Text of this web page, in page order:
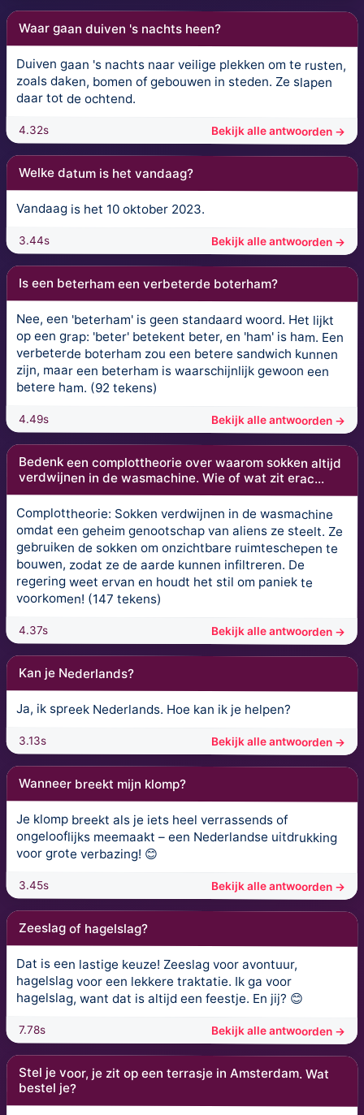
Waar gaan duiven 's nachts heen?
Duiven gaan 's nachts naar veilige plekken om te rusten,
zoals daken, bomen of gebouwen in steden. Ze slapen
daar tot de ochtend.
4.32s Bekijk alle antwoorden →
Welke datum is het vandaag?
Vandaag is het 10 oktober 2023.
3.44s Bekijk alle antwoorden →
Is een beterham een verbeterde boterham?
Nee, een 'beterham' is geen standaard woord. Het lijkt
op een grap: 'beter' betekent beter, en 'ham' is ham. Een
verbeterde boterham zou een betere sandwich kunnen
zijn, maar een beterham is waarschijnlijk gewoon een
betere ham. (92 tekens)
4.49s Bekijk alle antwoorden →
Bedenk een complottheorie over waarom sokken altijd
verdwijnen in de wasmachine. Wie of wat zit erac...
Complottheorie: Sokken verdwijnen in de wasmachine
omdat een geheim genootschap van aliens ze steelt. Ze
gebruiken de sokken om onzichtbare ruimteschepen te
bouwen, zodat ze de aarde kunnen infiltreren. De
regering weet ervan en houdt het stil om paniek te
voorkomen! (147 tekens)
4.37s Bekijk alle antwoorden →
Kan je Nederlands?
Ja, ik spreek Nederlands. Hoe kan ik je helpen?
3.13s Bekijk alle antwoorden →
Wanneer breekt mijn klomp?
Je klomp breekt als je iets heel verrassends of
ongelooflijks meemaakt – een Nederlandse uitdrukking
voor grote verbazing! 😊
3.45s Bekijk alle antwoorden →
Zeeslag of hagelslag?
Dat is een lastige keuze! Zeeslag voor avontuur,
hagelslag voor een lekkere traktatie. Ik ga voor
hagelslag, want dat is altijd een feestje. En jij? 😊
7.78s Bekijk alle antwoorden →
Stel je voor, je zit op een terrasje in Amsterdam. Wat
bestel je?